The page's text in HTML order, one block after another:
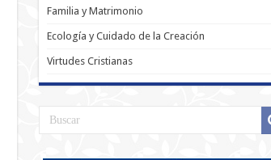
Familia y Matrimonio
Ecología y Cuidado de la Creación
Virtudes Cristianas